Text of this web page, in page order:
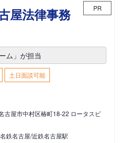
屋法律事務
PR
ム」が担当
土日面談可能
古屋市中村区椿町18-22 ロータスビ
鉄名古屋/近鉄名古屋駅